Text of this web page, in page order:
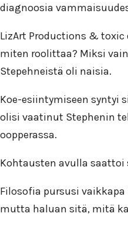
diagnoosia
LizArt Productions &
miten roolittaa? Miksi
Stepehneistä oli naisia.
Koe-esiintymiseen syntyi
olisi vaatinut Stephenin
oopperassa.
Kohtausten avulla saattoi
Filosofia pursusi
mutta haluan sitä, mitä